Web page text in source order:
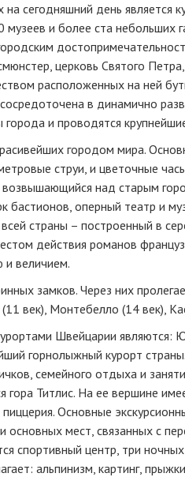
сегодняшний день
и более ста небольших
церковь Святого
расположенных на ней
в динамично
и проводятся
городом мира.
струи, и цветочные
возвышающийся над старым
бастионов, оперный театр и
страны – построенный в
действия романов
и величием.
замков. Через них
век), Монтебелло (14 век),
Швейцарии являются:
горнолыжный курорт
семейного отдыха и
гора Титлис. На ее вершине
Основные
основных мест, связанных с
спортивный центр, три
альпинизм, картинг,